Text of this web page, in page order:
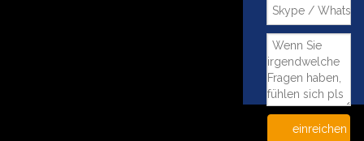
einreichen